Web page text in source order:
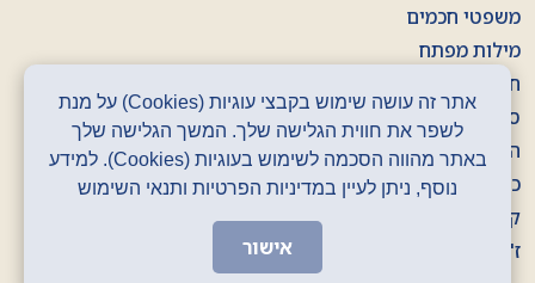
משפטי חכמים
מילות מפתח
חוברות
סרטונים
הסכתים
כרזות
קלפים
ז' באדר
אתר זה עושה שימוש בקבצי עוגיות (Cookies) על מנת
לשפר את חווית הגלישה שלך. המשך הגלישה שלך
באתר מהווה הסכמה לשימוש בעוגיות (Cookies). למידע
נוסף, ניתן לעיין במדיניות הפרטיות ותנאי השימוש
אישור